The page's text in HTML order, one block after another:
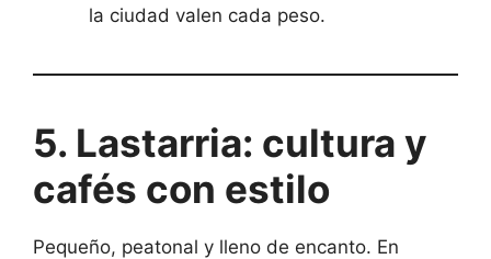
la ciudad valen cada peso.
5. Lastarria: cultura y
cafés con estilo
Pequeño, peatonal y lleno de encanto. En